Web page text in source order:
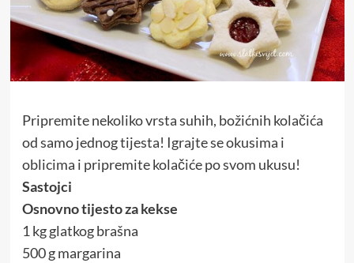
Pripremite nekoliko vrsta suhih, božićnih kolačića
od samo jednog tijesta! Igrajte se okusima i
oblicima i pripremite kolačiće po svom ukusu!
Sastojci
Osnovno tijesto za kekse
1 kg glatkog brašna
500 g margarina